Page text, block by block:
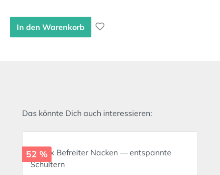
In den Warenkorb
Produktgalerie überspringen
Das könnte Dich auch interessieren:
52 %